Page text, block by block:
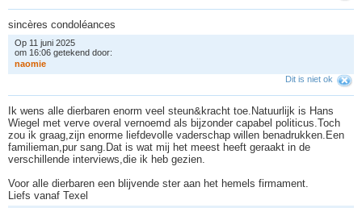
sincères condoléances
Op 11 juni 2025
om 16:06 getekend door:
naomie
Dit is niet ok
Ik wens alle dierbaren enorm veel steun&kracht toe.Natuurlijk is Hans
Wiegel met verve overal vernoemd als bijzonder capabel politicus.Toch
zou ik graag,zijn enorme liefdevolle vaderschap willen benadrukken.Een
familieman,pur sang.Dat is wat mij het meest heeft geraakt in de
verschillende interviews,die ik heb gezien.
Voor alle dierbaren een blijvende ster aan het hemels firmament.
Liefs vanaf Texel